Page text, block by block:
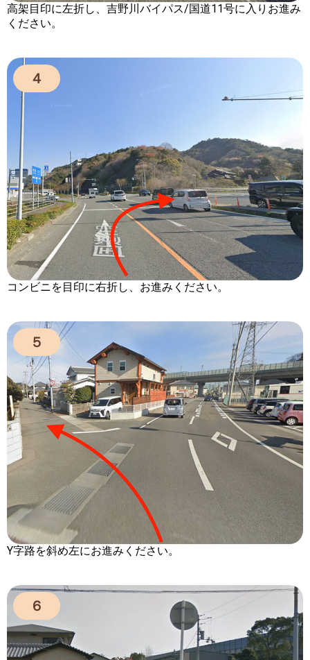
高架目印に左折し、 吉野川バイパス/国道11号に入りお進み
ください。
４
コンビニを目印に右折し、お進みください。
５
Y字路を斜め左にお進みください。
６